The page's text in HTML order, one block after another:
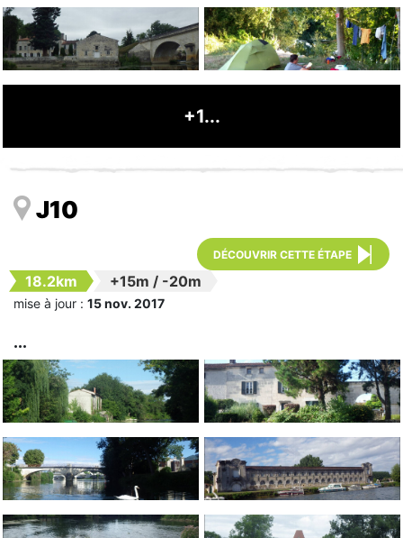
+1...
J10
DÉCOUVRIR CETTE ÉTAPE
18.2km +15m / -20m
mise à jour : 15 nov. 2017